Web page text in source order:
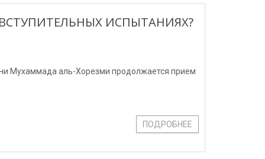
ИСПЫТАНИЯХ?
Мухаммада аль-Хорезми продолжается прием
ПОДРОБНЕЕ